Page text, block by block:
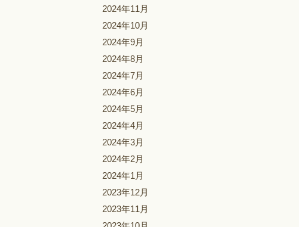
2024年11月
2024年10月
2024年9月
2024年8月
2024年7月
2024年6月
2024年5月
2024年4月
2024年3月
2024年2月
2024年1月
2023年12月
2023年11月